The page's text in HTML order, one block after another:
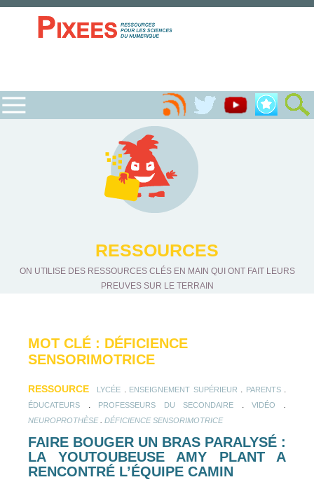
RESSOURCES
ON UTILISE DES RESSOURCES CLÉS EN MAIN QUI ONT FAIT LEURS
PREUVES SUR LE TERRAIN
MOT CLÉ : DÉFICIENCE
SENSORIMOTRICE
RESSOURCE LYCÉE ENSEIGNEMENT SUPÉRIEUR PARENTS.
ÉDUCATEURS PROFESSEURS DU SECONDAIRE .VIDÉO
NEUROPROTHÈSE. DÉFICIENCE SENSORIMOTRICE
FAIRE BOUGER UN BRAS PARALYSÉ :
LA YOUTOUBEUSE AMY PLANT A
RENCONTRÉ L’ÉQUIPE CAMIN